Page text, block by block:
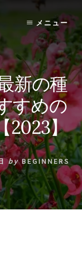
メニュー
新の種
すめの
2023】
by BEGINNERS